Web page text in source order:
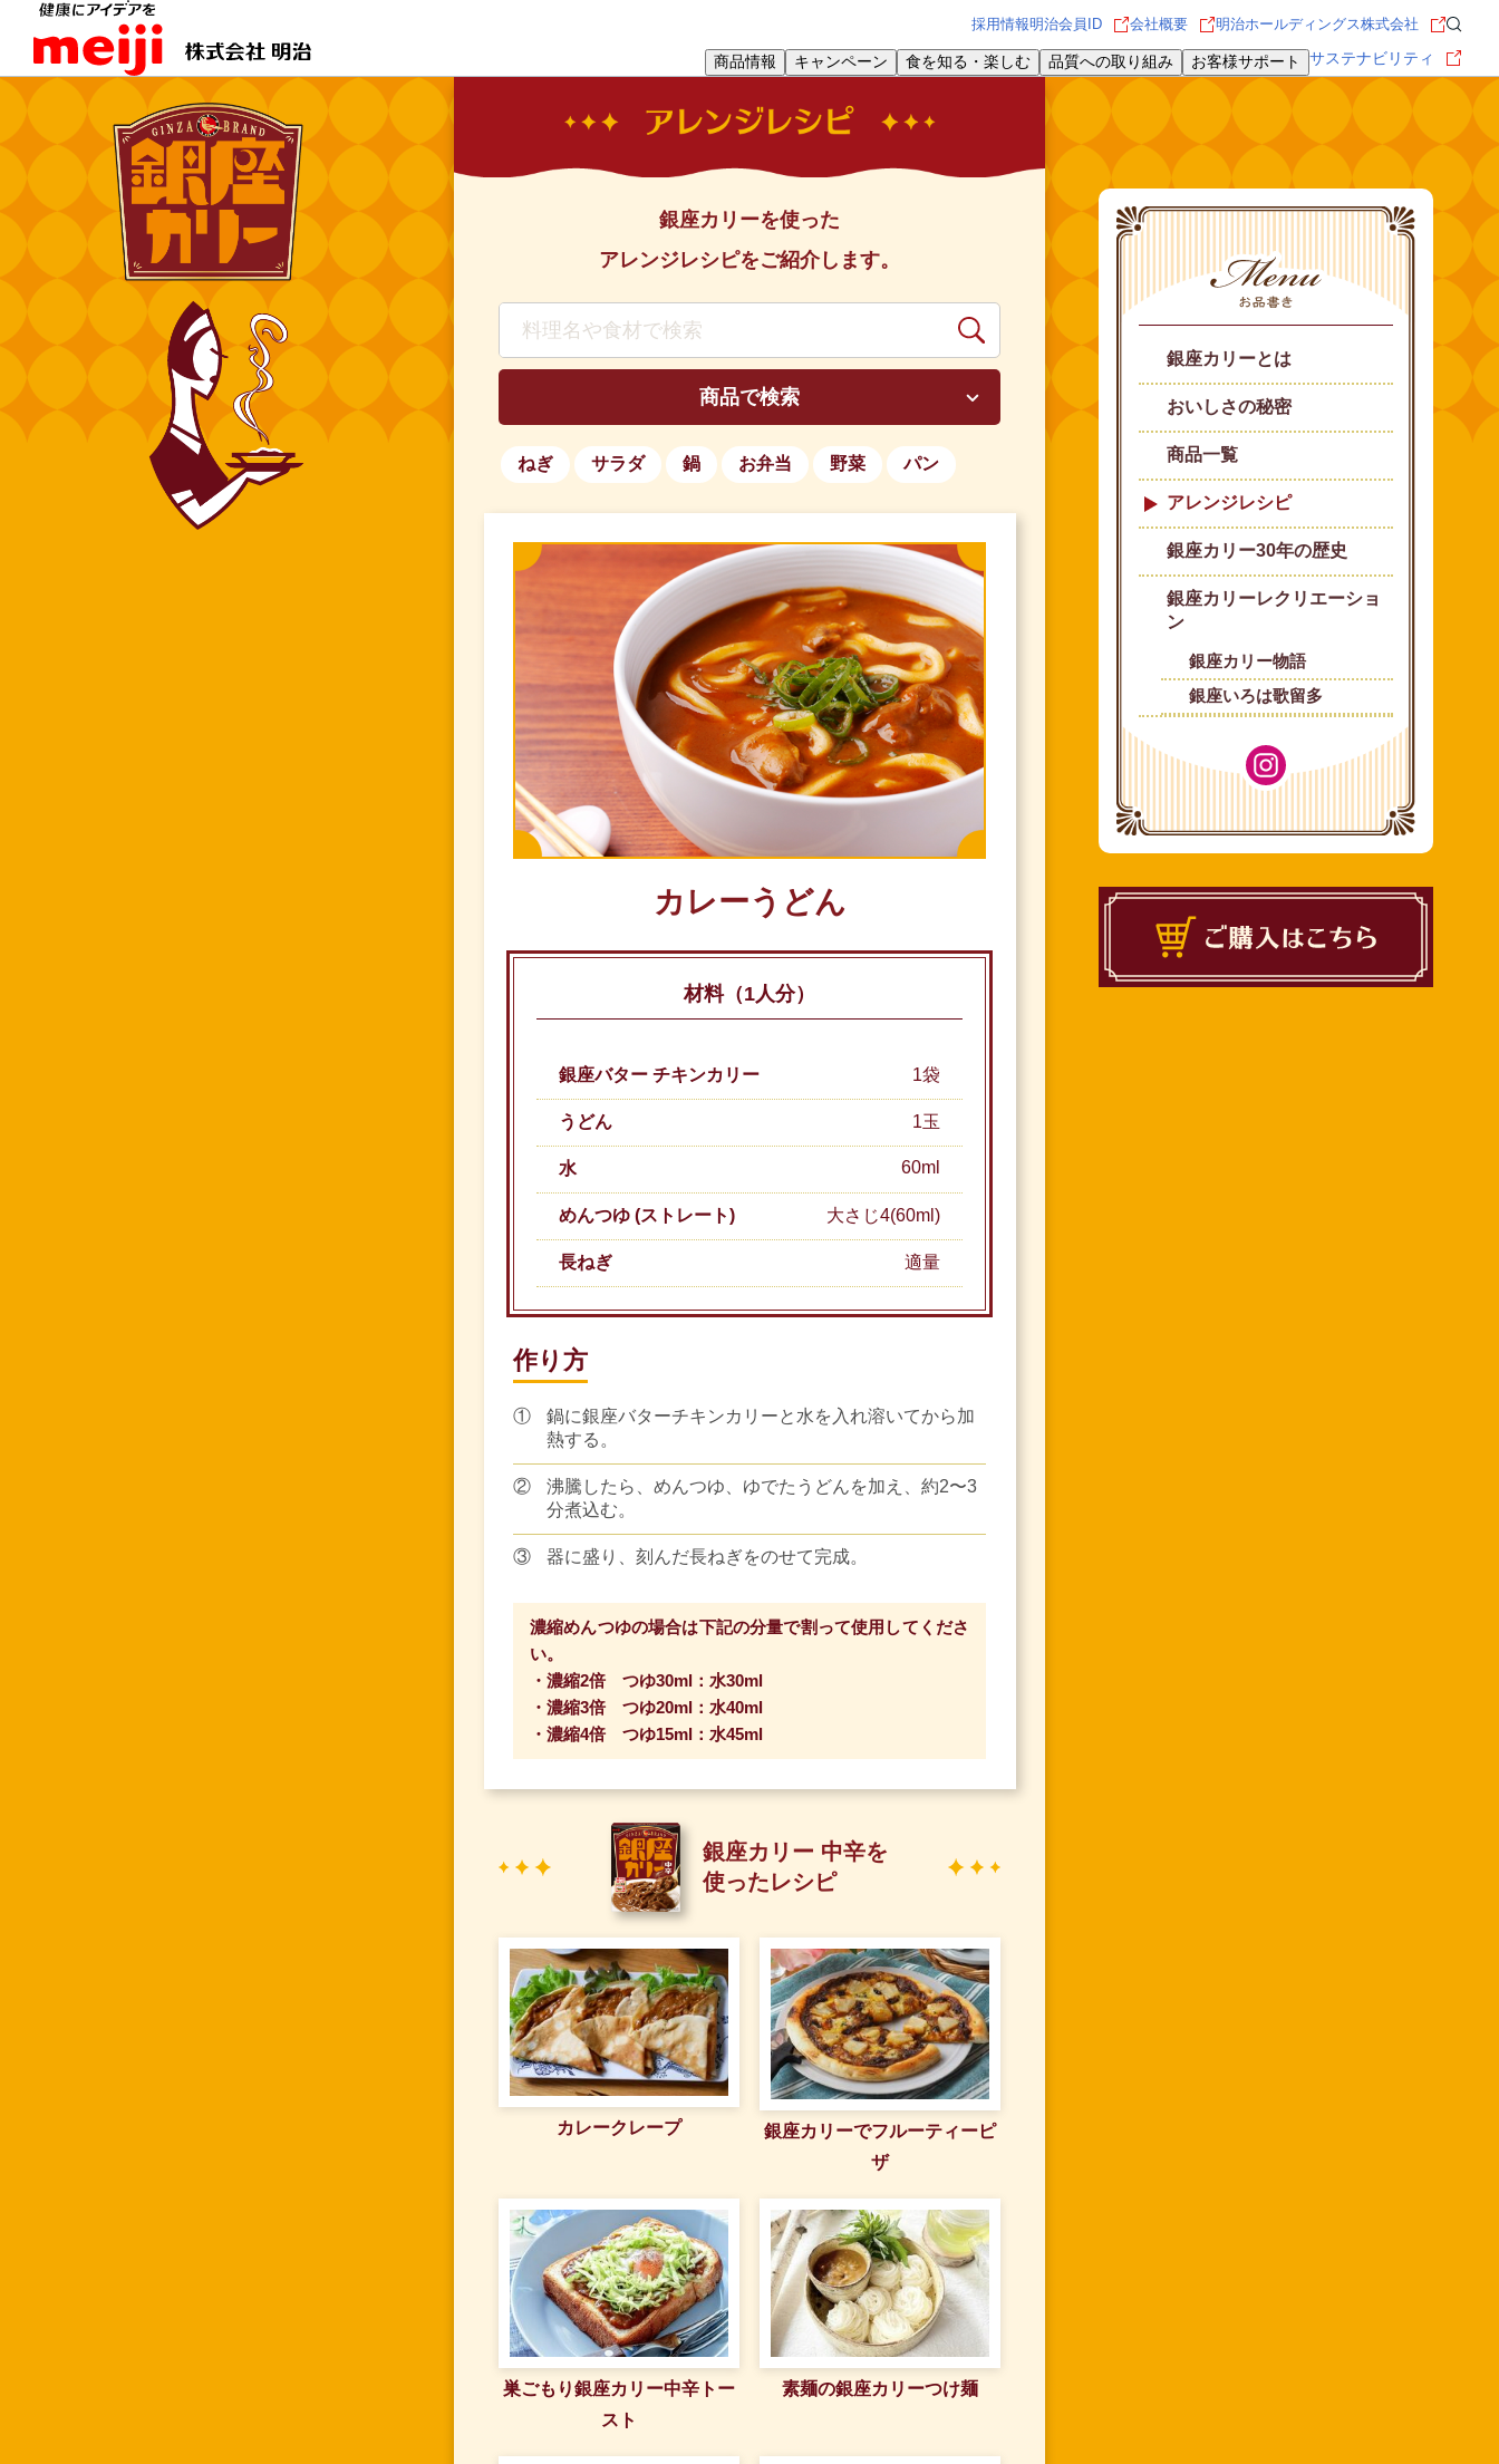
商品情報 キャンペーン 食を知る・楽しむ 品質への取り組み お客様サポート サステナビリティ
採用情報明治会員ID 会社概要 明治ホールディングス株式会社
銀座カリーとは
おいしさの秘密
商品一覧
アレンジレシピ
銀座カリー30年の歴史
銀座カリーレクリエーショ
ン
銀座カリー物語
銀座いろは歌留多
銀座カリーを使った
アレンジレシピをご紹介します。
商品で検索
ねぎ サラダ 鍋 お弁当 野菜 パン
カレーうどん
材料（1人分）
銀座バター チキンカリー 1袋
うどん 1玉
水 60ml
めんつゆ (ストレート) 大さじ4(60ml)
長ねぎ 適量
作り方
①
鍋に銀座バターチキンカリーと水を入れ溶いてから加
熱する。
②
沸騰したら、めんつゆ、ゆでたうどんを加え、約2〜3
分煮込む。
③ 器に盛り、刻んだ長ねぎをのせて完成。
濃縮めんつゆの場合は下記の分量で割って使用してくださ
い。
・濃縮2倍 つゆ30ml：水30ml
・濃縮3倍 つゆ20ml：水40ml
・濃縮4倍 つゆ15ml：水45ml
銀座カリー 中辛を
使ったレシピ
カレークレープ
銀座カリーでフルーティーピ
ザ
巣ごもり銀座カリー中辛トー
スト
素麺の銀座カリーつけ麺